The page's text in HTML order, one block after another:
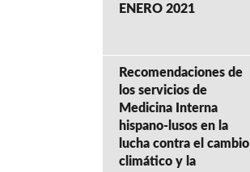
ENERO 2021
Recomendaciones de
los servicios de
Medicina Interna
hispano-lusos en la
lucha contra el cambio
climático y la